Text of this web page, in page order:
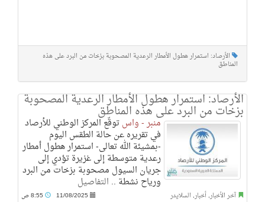
الأرصاد: استمرار هطول الأمطار الرعدية المصحوبة بزخات من البرد على هذه
المناطق
الأرصاد: استمرار هطول الأمطار الرعدية المصحوبة
بزخات من البرد على هذه المناطق
منبر - واستوقّع المركز الوطني للأرصاد
في تقريره عن حالة الطقس اليوم
-بمشيئة الله تعالى- استمرار هطول أمطار
رعدية متوسطة إلى غزيرة تؤدي إلى
جريان السيول مصحوبة بزخات من البرد
ورياح نشطة .. التفاصيل
آخر الأخبار, أخبار, السلايدر 11/08/2025